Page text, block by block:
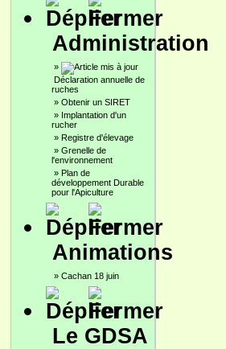
Administration
»
Déclaration annuelle de
ruches
» Obtenir un SIRET
» Implantation d'un
rucher
» Registre d'élevage
» Grenelle de
l'environnement
» Plan de
développement Durable
pour l'Apiculture
Animations
» Cachan 18 juin
Le GDSA